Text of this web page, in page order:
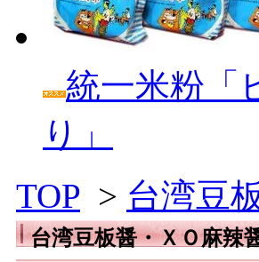
統一米粉「
り」
TOP > 台湾豆
台湾豆板醤・ＸＯ麻辣